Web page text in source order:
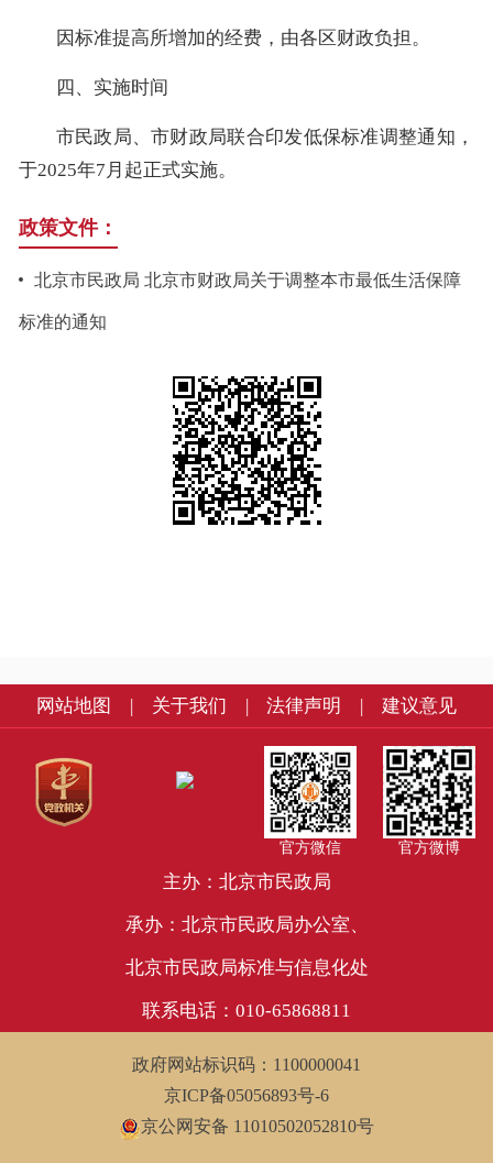
因标准提高所增加的经费，由各区财政负担。
四、实施时间
市民政局、市财政局联合印发低保标准调整通知，
于2025年7月起正式实施。
政策文件：
北京市民政局 北京市财政局关于调整本市最低生活保障
标准的通知
网站地图 | 关于我们 | 法律声明 | 建议意见
主办：北京市民政局
承办：北京市民政局办公室、
北京市民政局标准与信息化处
联系电话：010-65868811
政府网站标识码：1100000041
京ICP备05056893号-6
京公网安备 11010502052810号
官方微信 官方微博